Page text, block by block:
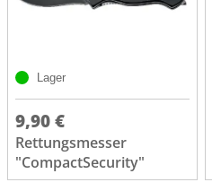
Lager
9,90 €
Rettungsmesser
"CompactSecurity"